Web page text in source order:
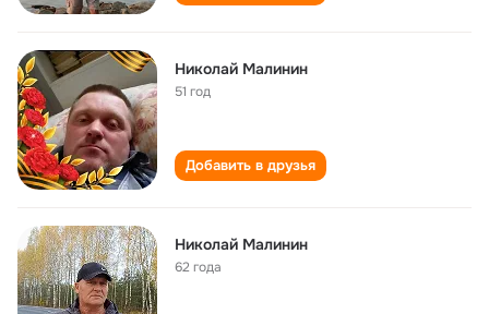
Николай Малинин
51 год
Добавить в друзья
Николай Малинин
62 года